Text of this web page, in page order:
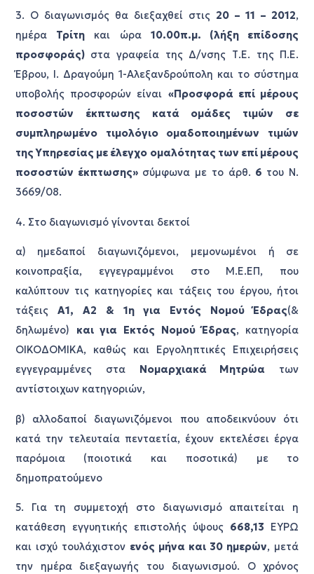
3. Ο διαγωνισμός θα διεξαχθεί στις 20 – 11 – 2012,
ημέρα Τρίτη και ώρα 10.00π.μ. (λήξη επίδοσης
προσφοράς)στα γραφεία της Δ/νσης Τ.Ε. της Π.Ε.
Έβρου, Ι. Δραγούμη 1-Αλεξανδρούπολη και το σύστημα
υποβολής προσφορών είναι «Προσφορά επί μέρους
ποσοστών έκπτωσης κατά ομάδες τιμών σε
συμπληρωμένο τιμολόγιο ομαδοποιημένων τιμών
της Υπηρεσίας με έλεγχο ομαλότητας των επί μέρους
ποσοστών έκπτωσης»σύμφωνα με το άρθ. 6 του Ν.
3669/08.
4. Στο διαγωνισμό γίνονται δεκτοί
α) ημεδαποί διαγωνιζόμενοι, μεμονωμένοι ή σε
κοινοπραξία, εγγεγραμμένοι στο Μ.Ε.ΕΠ, που
καλύπτουν τις κατηγορίες και τάξεις του έργου, ήτοι
τάξειςΑ1, Α2 & 1η για Εντός Νομού Έδρας(&
δηλωμένο) και για Εκτός Νομού Έδρας, κατηγορία
OIKOΔΟΜΙΚΑ, καθώς και Εργοληπτικές Επιχειρήσεις
εγγεγραμμένες στα Νομαρχιακά Μητρώα των
αντίστοιχων κατηγοριών,
β) αλλοδαποί διαγωνιζόμενοι που αποδεικνύουν ότι
κατά την τελευταία πενταετία, έχουν εκτελέσει έργα
παρόμοια (ποιοτικά και ποσοτικά) με το
δημοπρατούμενο
5. Για τη συμμετοχή στο διαγωνισμό απαιτείται η
κατάθεση εγγυητικής επιστολής ύψους 668,13 ΕΥΡΩ
και ισχύ τουλάχιστον ενός μήνα και 30 ημερών, μετά
την ημέρα διεξαγωγής του διαγωνισμού. Ο χρόνος